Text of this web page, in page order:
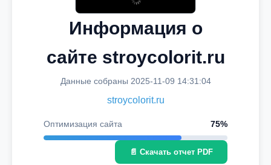
Информация о
сайте stroycolorit.ru
Данные собраны 2025-11-09 14:31:04
stroycolorit.ru
Оптимизация сайта 75%
📄 Скачать отчет PDF